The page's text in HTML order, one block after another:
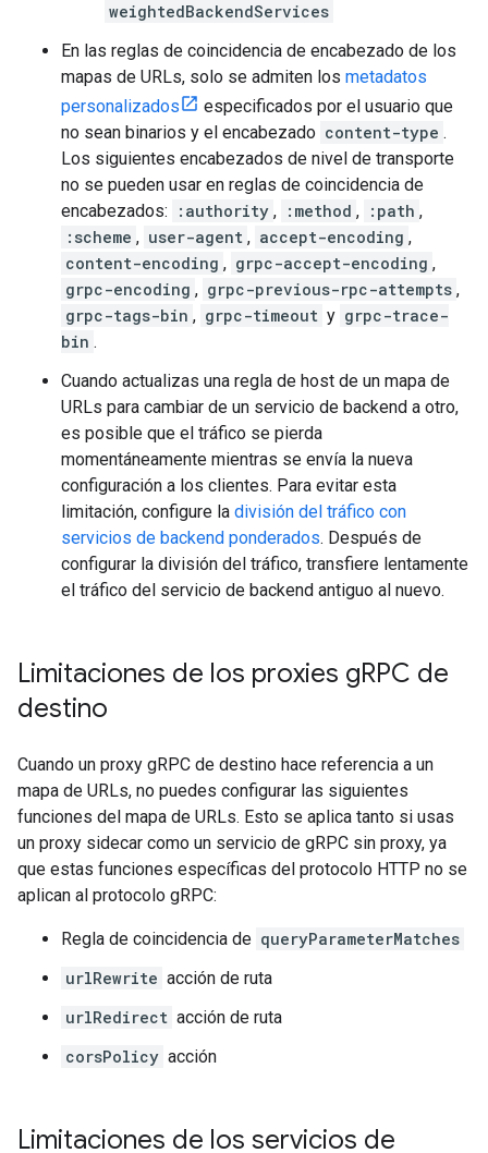
weightedBackendServices
En las reglas de coincidencia de encabezado de los
mapas de URLs, solo se admiten los metadatos
personalizados
especificados por el usuario que
no sean binarios y el encabezado content-type .
Los siguientes encabezados de nivel de transporte
no se pueden usar en reglas de coincidencia de
encabezados:
:authority , :method , :path ,
:scheme , user-agent , accept-encoding ,
content-encoding , grpc-accept-encoding ,
grpc-encoding , grpc-previous-rpc-attempts ,
grpc-tags-bin , grpc-timeout y grpc-trace-
bin .
Cuando actualizas una regla de host de un mapa de
URLs para cambiar de un servicio de backend a otro,
es posible que el tráfico se pierda
momentáneamente mientras se envía la nueva
configuración a los clientes. Para evitar esta
limitación, configure la división del tráfico con
servicios de backend ponderados. Después de
configurar la división del tráfico, transfiere lentamente
el tráfico del servicio de backend antiguo al nuevo.
Limitaciones de los proxies gRPC de
destino
Cuando un proxy gRPC de destino hace referencia a un
mapa de URLs, no puedes configurar las siguientes
funciones del mapa de URLs. Esto se aplica tanto si usas
un proxy sidecar como un servicio de gRPC sin proxy, ya
que estas funciones específicas del protocolo HTTP no se
aplican al protocolo gRPC:
Regla de coincidencia de queryParameterMatches
urlRewrite acción de ruta
urlRedirect acción de ruta
corsPolicy acción
Limitaciones de los servicios de